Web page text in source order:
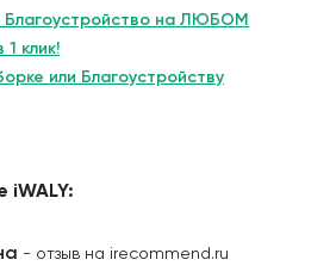
Благоустройство на ЛЮБОМ
клик!
или Благоустройству
iWALY:
- отзыв на irecommend.ru